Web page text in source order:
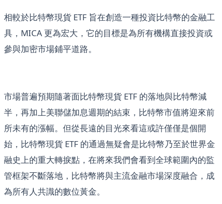
相較於比特幣現貨 ETF 旨在創造一種投資比特幣的金融工
具，MICA 更為宏大，它的目標是為所有機構直接投資或
參與加密市場鋪平道路。
市場普遍預期隨著面比特幣現貨 ETF 的落地與比特幣減
半，再加上美聯儲加息週期的結束，比特幣市值將迎來前
所未有的漲幅。但從長遠的目光來看這或許僅僅是個開
始，比特幣現貨 ETF 的通過無疑會是比特幣乃至於世界金
融史上的重大轉捩點，在將來我們會看到全球範圍內的監
管框架不斷落地，比特幣將與主流金融市場深度融合，成
為所有人共識的數位黃金。